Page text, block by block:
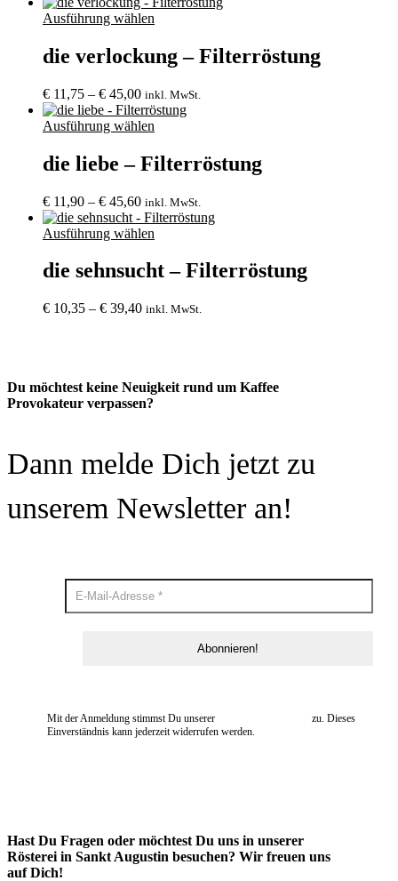
Ausführung wählen
die verlockung – Filterröstung
€ 11,75 – € 45,00Preisspanne:
€ 11,75
bis
inkl. MwSt.
Ausführung wählen
die liebe – Filterröstung
€ 11,90 – € 45,60Preisspanne:
€ 11,90
bis
inkl. MwSt.
Ausführung wählen
die sehnsucht – Filterröstung
€ 10,35 – € 39,40Preisspanne:
inkl. MwSt.
Du möchtest keine Neuigkeit rund um Kaffee
Provokateur verpassen?
Dann melde Dich jetzt zu
unserem Newsletter an!
Mit der Anmeldung stimmst Du unserer
zu. Dieses
Einverständnis kann jederzeit widerrufen werden.
Hast Du Fragen oder möchtest Du uns in unserer
Rösterei in Sankt Augustin besuchen? Wir freuen uns
auf Dich!